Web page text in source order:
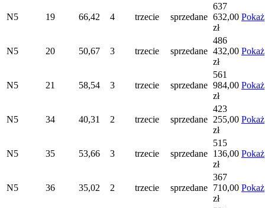
N5 19 66,42 4 trzecie sprzedane
637
632,00
zł
Pokaż
N5 20 50,67 3 trzecie sprzedane
486
432,00
zł
Pokaż
N5 21 58,54 3 trzecie sprzedane
561
984,00
zł
Pokaż
N5 34 40,31 2 trzecie sprzedane
423
255,00
zł
Pokaż
N5 35 53,66 3 trzecie sprzedane
515
136,00
zł
Pokaż
N5 36 35,02 2 trzecie sprzedane
367
710,00
zł
Pokaż